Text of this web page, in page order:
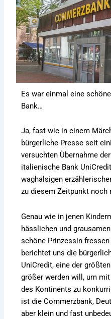
Es war einmal eine
Bank…
Ja, fast wie in einem
bürgerliche Presse seit
versuchten Übernahme
italienische Bank
waghalsigen
zu diesem Zeitpunkt noch
Genau wie in jenen
hässlichen und
schöne Prinzessin
berichtet uns die
UniCredit, eine der
größer werden will, um
des Kontinents zu
ist die Commerzbank,
aber klein und fast